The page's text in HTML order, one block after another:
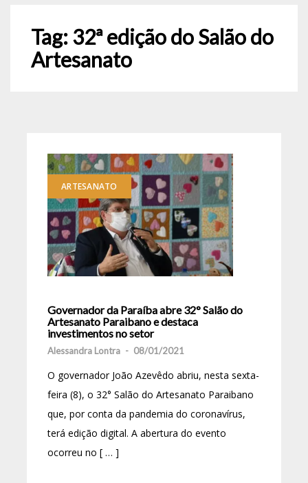
Tag:32ª edição do Salão do
Artesanato
ARTESANATO
Governador da Paraíba abre 32° Salão do
Artesanato Paraibano e destaca
investimentos no setor
Alessandra Lontra - 08/01/2021
O governador João Azevêdo abriu, nesta sexta-
feira (8), o 32° Salão do Artesanato Paraibano
que, por conta da pandemia do coronavírus,
terá edição digital. A abertura do evento
ocorreu no [ … ]